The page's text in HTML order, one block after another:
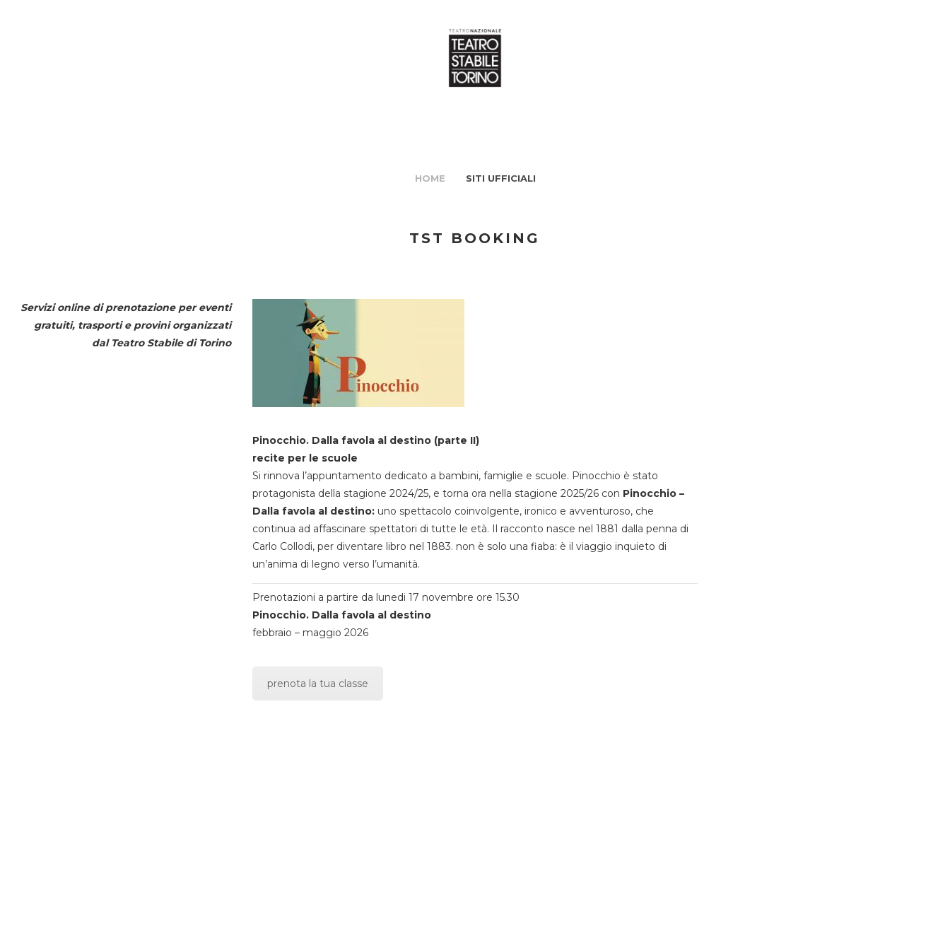
HOME SITI UFFICIALI
TST BOOKING
Servizi online di prenotazione per eventi
gratuiti, trasporti e provini organizzati
dal Teatro Stabile di Torino
Pinocchio. Dalla favola al destino (parte II)
recite per le scuole
Si rinnova l’appuntamento dedicato a bambini, famiglie e scuole. Pinocchio è stato
protagonista della stagione 2024/25, e torna ora nella stagione 2025/26 con Pinocchio –
Dalla favola al destino:uno spettacolo coinvolgente, ironico e avventuroso, che
continua ad affascinare spettatori di tutte le età. Il racconto nasce nel 1881 dalla penna di
Carlo Collodi, per diventare libro nel 1883. non è solo una fiaba: è il viaggio inquieto di
un’anima di legno verso l’umanità.
Prenotazioni a partire da lunedi 17 novembre ore 15.30
Pinocchio. Dalla favola al destino
febbraio – maggio 2026
prenota la tua classe